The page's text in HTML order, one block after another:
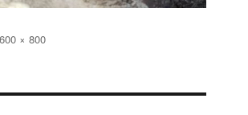
Полный
600 × 800